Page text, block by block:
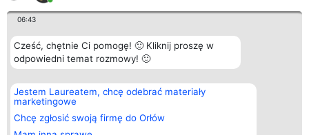
06:43
Cześć, chętnie Ci pomogę! 🙂 Kliknij proszę w
odpowiedni temat rozmowy! 🙂
Jestem Laureatem, chcę odebrać materiały
marketingowe
Chcę zgłosić swoją firmę do Orłów
Organizator plebiscytu
Bright Side Solutions sp. z o.
o. sp. k.
ul. Ruska 22
Wrocław 50-079
Plebiscyt
Laureaci
wszystkich
Laureatów
Kontakt
Kontakt